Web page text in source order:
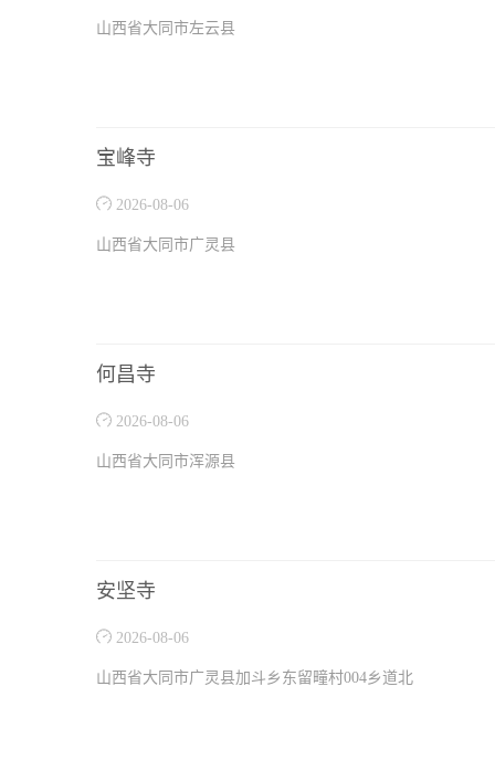
山西省大同市左云县
宝峰寺
2026-08-06
山西省大同市广灵县
何昌寺
2026-08-06
山西省大同市浑源县
安坚寺
2026-08-06
山西省大同市广灵县加斗乡东留疃村004乡道北